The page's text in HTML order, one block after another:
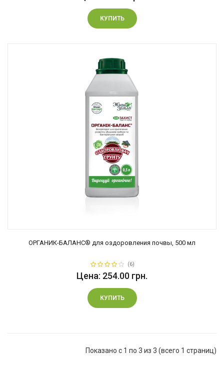
КУПИТЬ
ОРГАНИК-БАЛАНС® для оздоровления почвы, 500 мл
(6)
Цена: 254.00 грн.
КУПИТЬ
Показано с 1 по 3 из 3 (всего 1 страниц)